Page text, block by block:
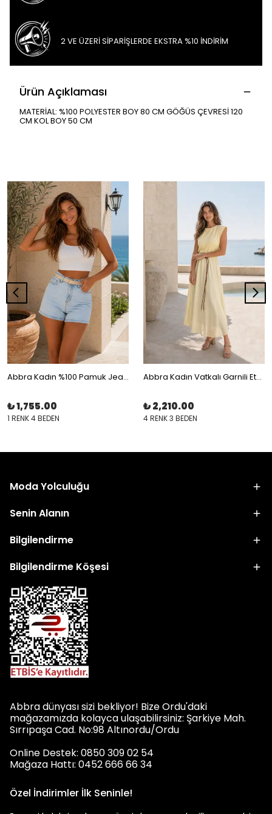
2 VE ÜZERİ SİPARİŞLERDE EKSTRA %10 İNDİRİM
Ürün Açıklaması
MATERİAL: %100 POLYESTER BOY 80 CM GÖĞÜS ÇEVRESİ 120
CM KOL BOY 50 CM
Abbra Kadın %100 Pamuk Jean Şort
₺ 1,755.00
1 RENK 4 BEDEN
Abbra Kadın Vatkalı Garnili Eteği Astarlı Elbise
₺ 2,210.00
4 RENK 3 BEDEN
Moda Yolculuğu
Senin Alanın
Bilgilendirme
Bilgilendirme Köşesi
Abbra dünyası sizi bekliyor! Bize Ordu'daki
mağazamızda kolayca ulaşabilirsiniz: Şarkiye Mah.
Sırrıpaşa Cad. No:98 Altınordu/Ordu
Online Destek: 0850 309 02 54
Mağaza Hattı: 0452 666 66 34
Özel İndirimler İlk Seninle!